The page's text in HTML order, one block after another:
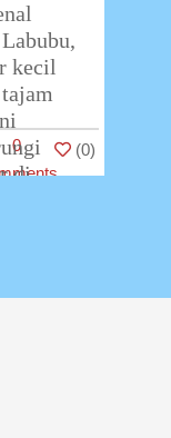
kecil
di
0
(0)